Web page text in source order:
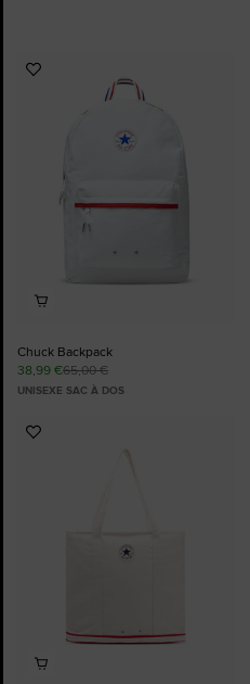
Ajouter
Chuck Backpack
38,99 €65,00 €
UNISEXE SAC À DOS
Ajouter